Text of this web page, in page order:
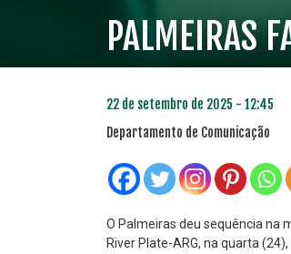
PALMEIRAS
22 de setembro de 2025 - 12:45
Departamento de Comunicação
O Palmeiras deu sequência na
River Plate-ARG, na quarta